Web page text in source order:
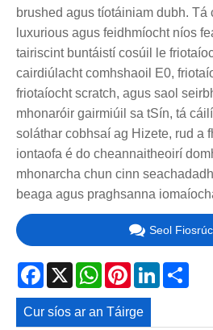
brushed agus tíotáiniam dubh. Tá
luxurious agus feidhmíocht níos
tairiscint buntáistí cosúil le
cairdiúlacht comhshaoil ​​E0,
friotaíocht scratch, agus saol
mhonaróir gairmiúil sa tSín, tá
soláthar cobhsaí ag Hizete, rud a
iontaofa é do cheannaitheoirí
mhonarcha chun cinn
beaga agus praghsanna
Seol
Facebook
X WhatsApp
PinterestLinkedIn
Cur síos ar an Táirge